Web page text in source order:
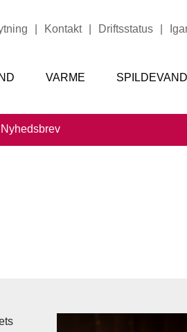
Kontakt Driftsstatus
VARME SPILDEVAND
Nyhedsbrev